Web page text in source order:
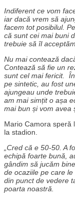
Indiferent ce vom
iar dacă vrem să
facem tot posibilul.
că sunt cei mai buni
trebuie să îl
Nu mai contează
Contează să fie un
sunt cel mai fericit.
pe sintetic, au fost
ajungeau unde
am mai simțit o așa
mai bun și vom avea
Mario Camora speră
la stadion.
„Cred că e 50-50. A
echipă foarte bună,
gândim să jucăm
de ocaziile pe care
din punct de vedere
poarta noastră.